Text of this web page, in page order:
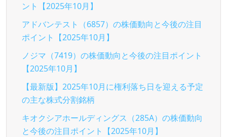
ント【2025年10月】
アドバンテスト（6857）の株価動向と今後の注目
ポイント【2025年10月】
ノジマ（7419）の株価動向と今後の注目ポイント
【2025年10月】
【最新版】2025年10月に権利落ち日を迎える予定
の主な株式分割銘柄
キオクシアホールディングス（285A）の株価動向
と今後の注目ポイント【2025年10月】